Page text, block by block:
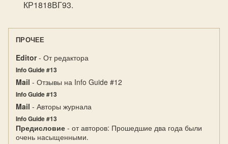
КР1818ВГ93.
ПРОЧЕЕ
Editor- От редактора
Info Guide #13
Mail - Отзывы на Info Guide #12
Info Guide #13
Mail - Авторы журнала
Info Guide #13
Предисловие - от авторов: Прошедшие два года были
очень насыщенными.